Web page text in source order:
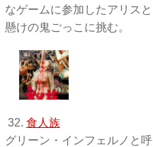
なゲームに参加したアリス
懸けの鬼ごっこに挑む。
32. 食人族
グリーン・インフェルノと